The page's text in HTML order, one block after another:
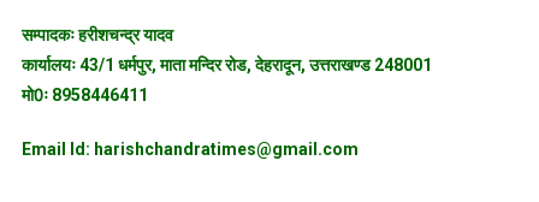
सम्पादकः हरीशचन्द्र यादव
कार्यालयः 43/1 धर्मपुर, माता मन्दिर रोड, देहरादून, उत्तराखण्ड 248001
मो0ः 8958446411
Email Id: harishchandratimes@gmail.com